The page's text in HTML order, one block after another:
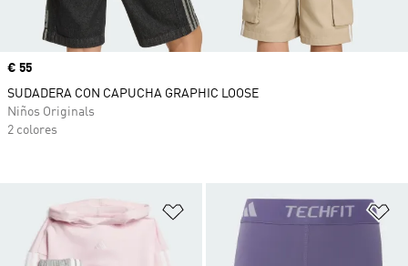
Añadir a la lista de deseos
Precio
€ 55
SUDADERA CON CAPUCHA GRAPHIC LOOSE
Niños Originals
2 colores